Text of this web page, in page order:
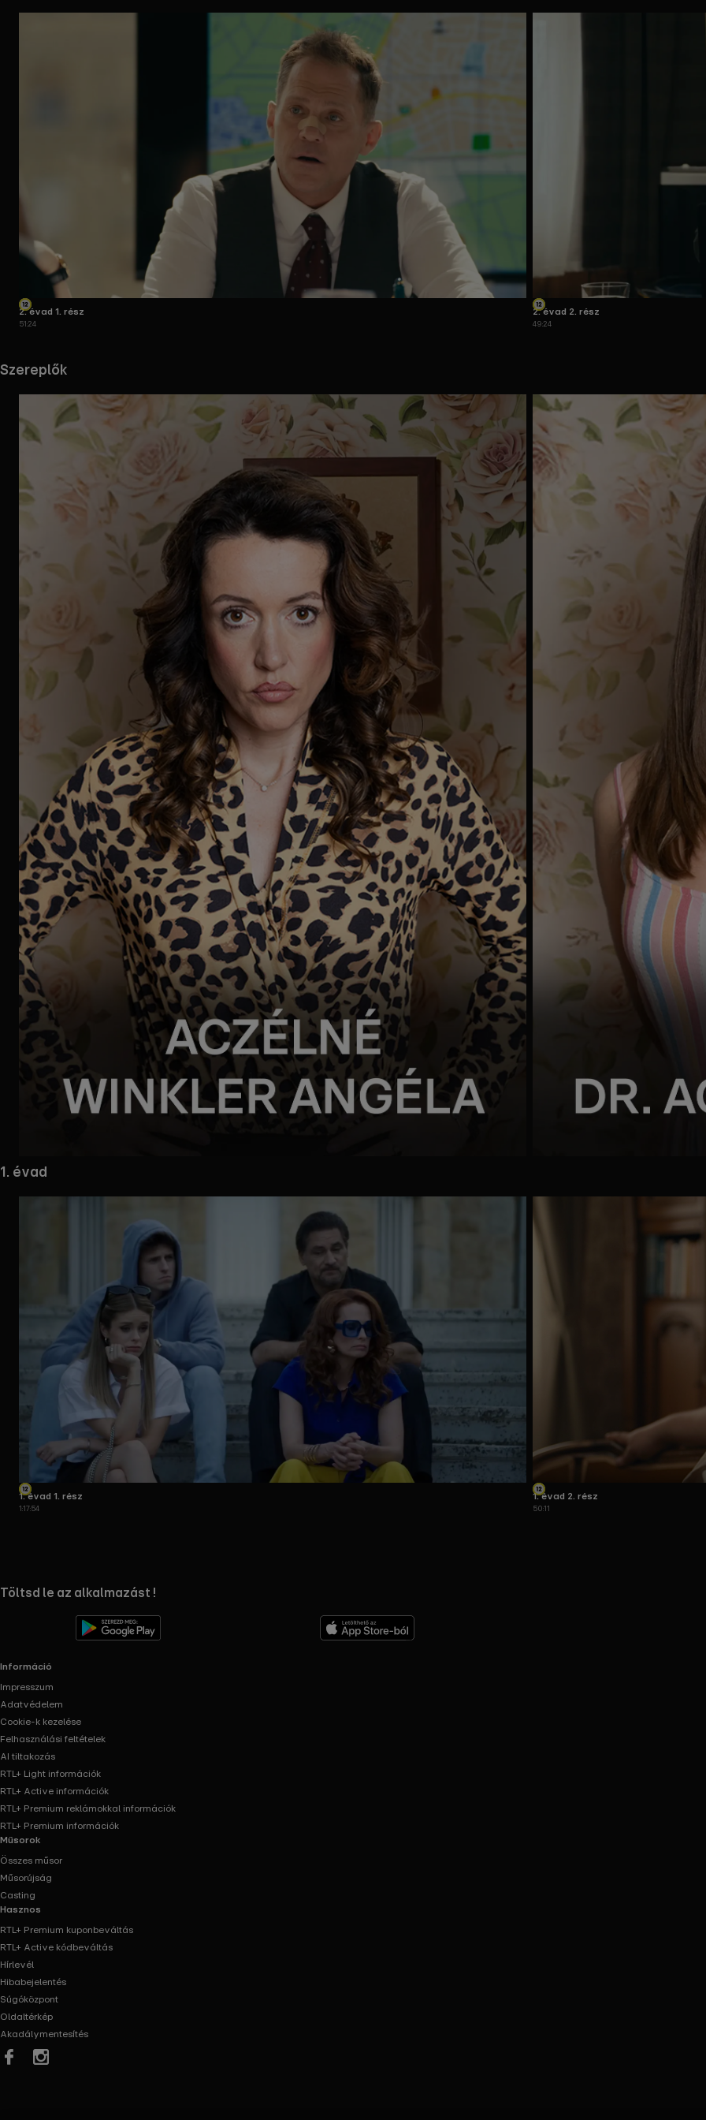
2. évad 1. rész
51:24
2. évad 2. rész
49:24
Szereplők
1. évad
1. évad 1. rész
1:17:54
1. évad 2. rész
50:11
RTL+ useful links.
Töltsd le az alkalmazást !
Információ
Impresszum
Adatvédelem
Cookie-k kezelése
Felhasználási feltételek
AI tiltakozás
RTL+ Light információk
RTL+ Active információk
RTL+ Premium reklámokkal információk
RTL+ Premium információk
Műsorok
Összes műsor
Műsorújság
Casting
Hasznos
RTL+ Premium kuponbeváltás
RTL+ Active kódbeváltás
Hírlevél
Hibabejelentés
Súgóközpont
Oldaltérkép
Akadálymentesítés
Facebook